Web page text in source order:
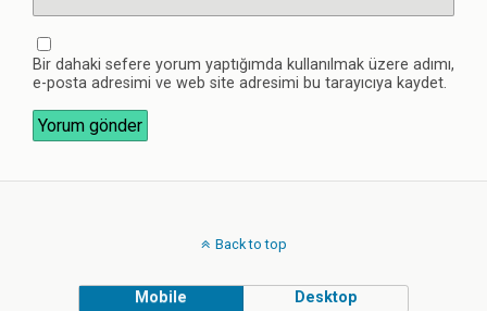
Bir dahaki sefere yorum yaptığımda kullanılmak üzere adımı,
e-posta adresimi ve web site adresimi bu tarayıcıya kaydet.
Back to top
Mobile Desktop